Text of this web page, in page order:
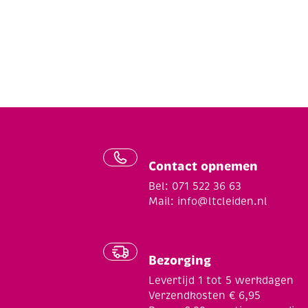
Contact opnemen
Bel: 071 522 36 63
Mail: info@ltcleiden.nl
Bezorging
Levertijd 1 tot 5 werkdagen
Verzendkosten € 6,95